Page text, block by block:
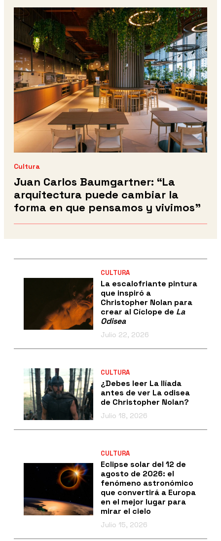
Cultura
Juan Carlos Baumgartner: “La
arquitectura puede cambiar la
forma en que pensamos y vivimos”
CULTURA
La escalofriante pintura
que inspiró a
Christopher Nolan para
crear al Cíclope de La
Odisea
Julio 22, 2026
CULTURA
¿Debes leer La Ilíada
antes de ver La odisea
de Christopher Nolan?
Julio 18, 2026
CULTURA
Eclipse solar del 12 de
agosto de 2026: el
fenómeno astronómico
que convertirá a Europa
en el mejor lugar para
mirar el cielo
Julio 15, 2026